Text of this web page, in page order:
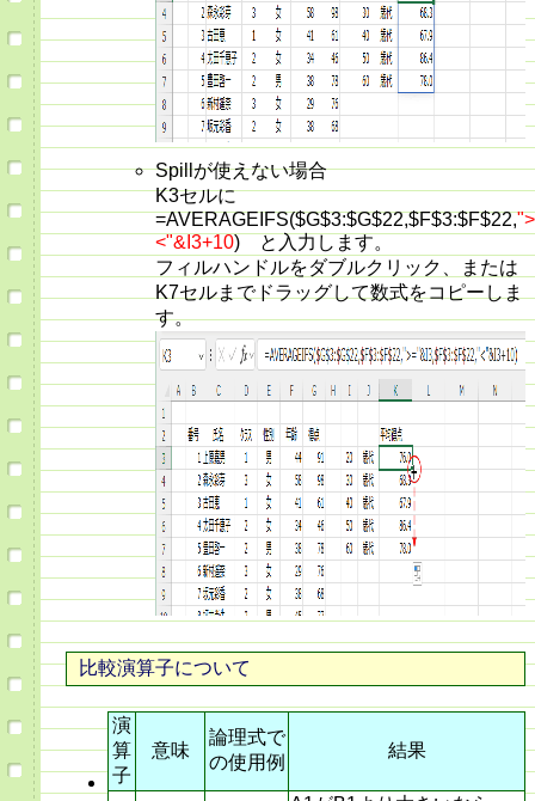
Spillが使えない場合
K3セルに
=AVERAGEIFS($G$3:$G$22,$F$3:$F$22,
<"&I3+10) と入力します。
フィルハンドルをダブルクリック、または
K7セルまでドラッグして数式をコピーしま
す。
比較演算子について
演
算
子
意味
論理式で
の使用例
結果